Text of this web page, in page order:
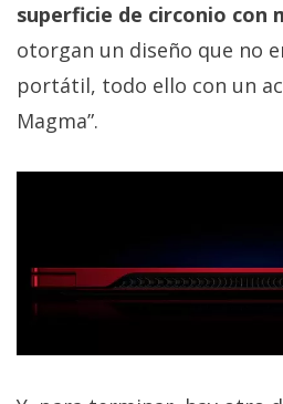
superficie de circonio con
otorgan un diseño que no
portátil, todo ello con un
Magma”.